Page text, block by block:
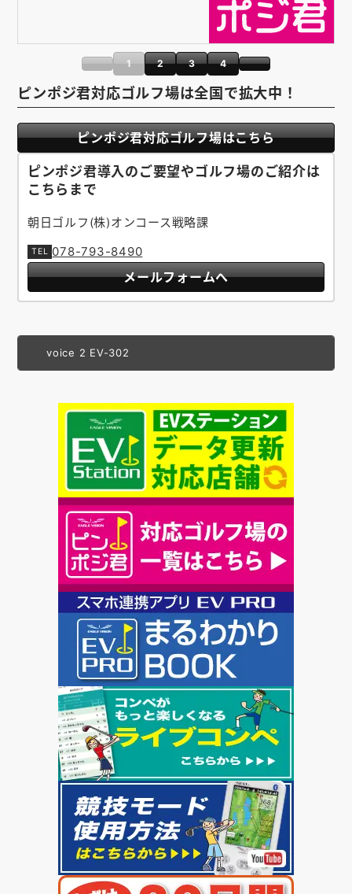
1 2 3 4
ピンポジ君対応ゴルフ場は全国で拡大中！
ピンポジ君対応ゴルフ場はこちら
ピンポジ君導入のご要望やゴルフ場のご紹介は
こちらまで
朝日ゴルフ(株)オンコース戦略課
078-793-8490
メールフォームへ
voice 2 EV-302